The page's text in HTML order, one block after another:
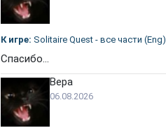
К игре: Solitaire Quest - все части (Eng)
Спасибо...
Вера
06.08.2026